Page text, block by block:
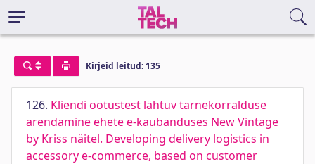
Kirjeid leitud: 135
126. Kliendi ootustest lähtuv tarnekorralduse
arendamine ehete e-kaubanduses New Vintage
by Kriss näitel. Developing delivery logistics in
accessory e-commerce, based on customer